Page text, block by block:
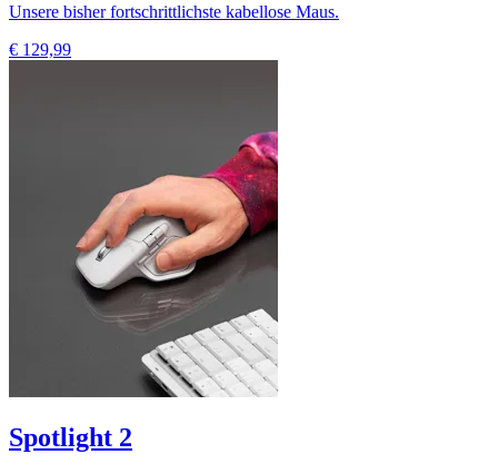
Unsere bisher fortschrittlichste kabellose Maus.
€ 129,99
Spotlight 2